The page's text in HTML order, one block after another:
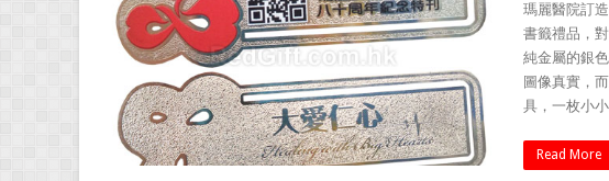
瑪麗醫院訂
書籤禮品，
純金屬的銀
圖像真實，
具，一枚小
Read More